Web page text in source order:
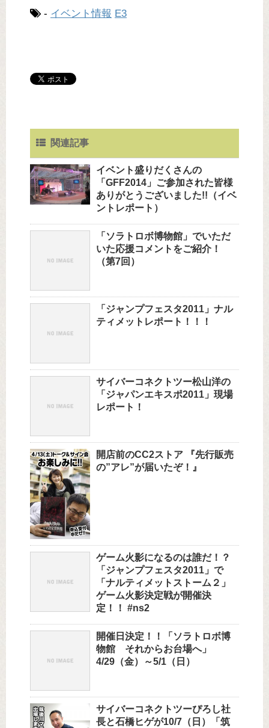
- イベント情報 E3
関連記事
イベント盛りだくさんの
「GFF2014」ご参加された皆様
ありがとうございました!!（イベ
ントレポート）
「ソラトロボ博物館」でいただ
いた応援コメントをご紹介！
（第7回）
「ジャンプフェスタ2011」ナル
ティメットレポート！！！
サイバーコネクトツー松山洋の
「ジャパンエキスポ2011」現場
レポート！
開店前のCC2ストア 『先行販売
の”アレ”が届いたぞ！』
ゲーム火影になるのは誰だ！？
「ジャンプフェスタ2011」で
「ナルティメットストーム２」
ゲーム火影決定戦が開催決
定！！ #ns2
開催日決定！！「ソラトロボ博
物館 それからお台場へ」
4/29（金）～5/1（日）
サイバーコネクトツーぴろし社
長と石橋ヒゲが10/7（日）「筑